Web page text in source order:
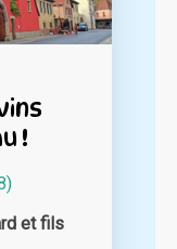
!
et fils